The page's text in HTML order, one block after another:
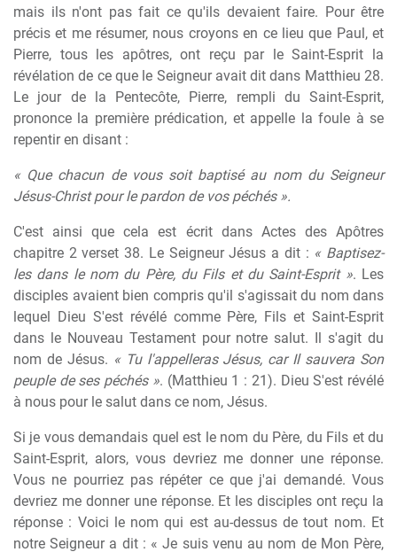
mais ils n'ont pas fait ce qu'ils devaient faire. Pour être
précis et me résumer, nous croyons en ce lieu que Paul, et
Pierre, tous les apôtres, ont reçu par le Saint-Esprit la
révélation de ce que le Seigneur avait dit dans Matthieu 28.
Le jour de la Pentecôte, Pierre, rempli du Saint-Esprit,
prononce la première prédication, et appelle la foule à se
repentir en disant :
« Que chacun de vous soit baptisé au nom du Seigneur
Jésus-Christ pour le pardon de vos péchés ».
C'est ainsi que cela est écrit dans Actes des Apôtres
chapitre 2 verset 38. Le Seigneur Jésus a dit : « Baptisez-
les dans le nom du Père, du Fils et du Saint-Esprit ». Les
disciples avaient bien compris qu'il s'agissait du nom dans
lequel Dieu S'est révélé comme Père, Fils et Saint-Esprit
dans le Nouveau Testament pour notre salut. Il s'agit du
nom de Jésus. « Tu l'appelleras Jésus, car Il sauvera Son
peuple de ses péchés ». (Matthieu 1 : 21). Dieu S'est révélé
à nous pour le salut dans ce nom, Jésus.
Si je vous demandais quel est le nom du Père, du Fils et du
Saint-Esprit, alors, vous devriez me donner une réponse.
Vous ne pourriez pas répéter ce que j'ai demandé. Vous
devriez me donner une réponse. Et les disciples ont reçu la
réponse : Voici le nom qui est au-dessus de tout nom. Et
notre Seigneur a dit : « Je suis venu au nom de Mon Père,